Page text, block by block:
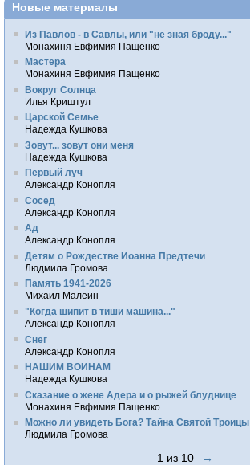
Новые материалы
Из Павлов - в Савлы, или "не зная броду..."
Монахиня Евфимия Пащенко
Мастера
Монахиня Евфимия Пащенко
Вокруг Солнца
Илья Криштул
Царской Семье
Надежда Кушкова
Зовут... зовут они меня
Надежда Кушкова
Первый луч
Александр Конопля
Сосед
Александр Конопля
Ад
Александр Конопля
Детям о Рождестве Иоанна Предтечи
Людмила Громова
Память 1941-2026
Михаил Малеин
"Когда шипит в тиши машина..."
Александр Конопля
Снег
Александр Конопля
НАШИМ ВОИНАМ
Надежда Кушкова
Сказание о жене Адера и о рыжей блуднице
Монахиня Евфимия Пащенко
Можно ли увидеть Бога? Тайна Святой Троицы
Людмила Громова
1 из 10 →